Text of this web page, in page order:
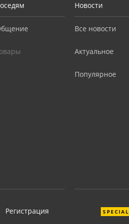
Новости
Все новости
Актуальное
Популярное
Регистрация SPECIAL